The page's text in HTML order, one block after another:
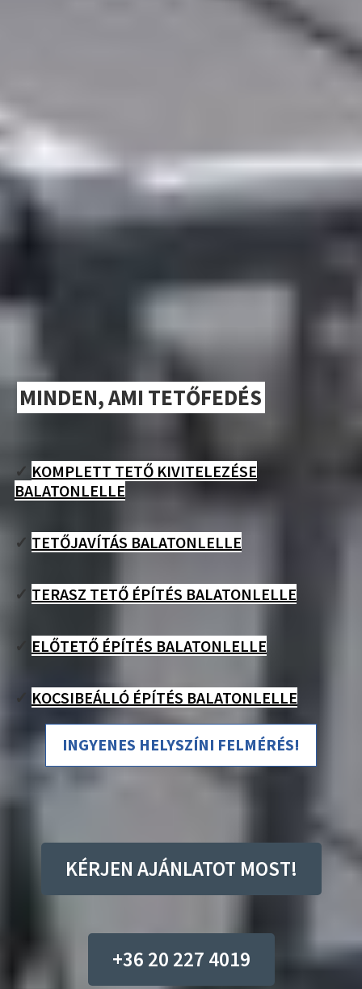
MINDEN, AMI TETŐFEDÉS
✓ KOMPLETT TETŐ KIVITELEZÉSE
BALATONLELLE
✓ TETŐJAVÍTÁS BALATONLELLE
✓ TERASZ TETŐ ÉPÍTÉS BALATONLELLE
✓ ELŐTETŐ ÉPÍTÉS BALATONLELLE
✓ KOCSIBEÁLLÓ ÉPÍTÉS BALATONLELLE
INGYENES HELYSZÍNI FELMÉRÉS!
KÉRJEN AJÁNLATOT MOST!
+36 20 227 4019